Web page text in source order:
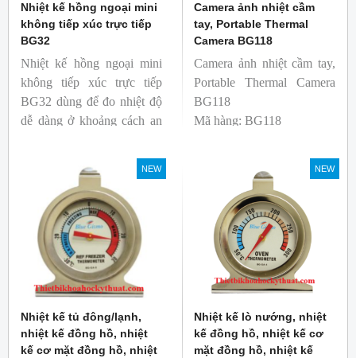
Nhiệt kế hồng ngoại mini
không tiếp xúc trực tiếp
BG32
Nhiệt kế hồng ngoại mini
không tiếp xúc trực tiếp
BG32 dùng để đo nhiệt độ
dễ dàng ở khoảng cách an
độ phát xạ nhanh và cố
định giúp người mới bắt
đầu sử dụng dễ dàng.
Camera ảnh nhiệt cầm
tay, Portable Thermal
Camera BG118
Camera ảnh nhiệt cầm tay,
Portable Thermal Camera
BG118
Mã hàng: BG118
NEW
Nhiệt kế tủ đông/lạnh,
nhiệt kế đồng hồ, nhiệt
kế cơ mặt đồng hồ, nhiệt
NEW
Nhiệt kế lò nướng, nhiệt
kế đồng hồ, nhiệt kế cơ
mặt đồng hồ, nhiệt kế